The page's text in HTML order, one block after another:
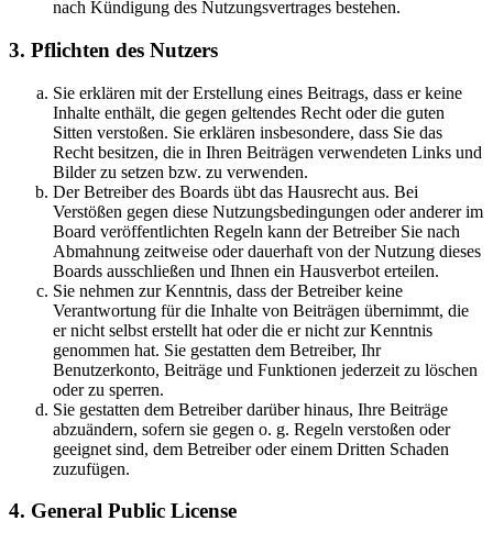
nach Kündigung des Nutzungsvertrages bestehen.
3. Pflichten des Nutzers
Sie erklären mit der Erstellung eines Beitrags, dass er keine
Inhalte enthält, die gegen geltendes Recht oder die guten
Sitten verstoßen. Sie erklären insbesondere, dass Sie das
Recht besitzen, die in Ihren Beiträgen verwendeten Links und
Bilder zu setzen bzw. zu verwenden.
Der Betreiber des Boards übt das Hausrecht aus. Bei
Verstößen gegen diese Nutzungsbedingungen oder anderer im
Board veröffentlichten Regeln kann der Betreiber Sie nach
Abmahnung zeitweise oder dauerhaft von der Nutzung dieses
Boards ausschließen und Ihnen ein Hausverbot erteilen.
Sie nehmen zur Kenntnis, dass der Betreiber keine
Verantwortung für die Inhalte von Beiträgen übernimmt, die
er nicht selbst erstellt hat oder die er nicht zur Kenntnis
genommen hat. Sie gestatten dem Betreiber, Ihr
Benutzerkonto, Beiträge und Funktionen jederzeit zu löschen
oder zu sperren.
Sie gestatten dem Betreiber darüber hinaus, Ihre Beiträge
abzuändern, sofern sie gegen o. g. Regeln verstoßen oder
geeignet sind, dem Betreiber oder einem Dritten Schaden
zuzufügen.
4. General Public License